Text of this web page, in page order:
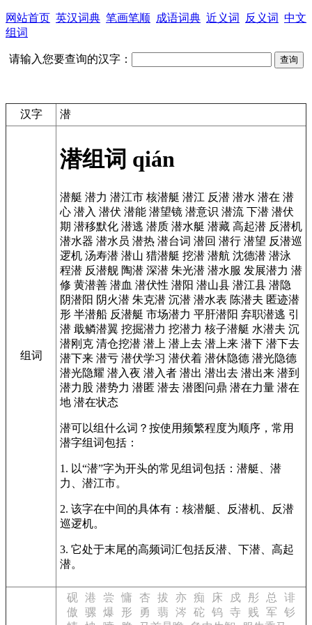
网站首页 英汉词典 笔画笔顺 成语词典 近义词 反义词 中文
组词
请输入您要查询的汉字：
汉字 潜
组词
潜组词 qián
潜艇 潜力 潜江市 核潜艇 潜江 反潜 潜水 潜在 潜
心 潜入 潜伏 潜能 潜望镜 潜意识 潜流 下潜 潜伏
期 潜移默化 潜逃 潜质 潜水艇 潜藏 高起潜 反潜机
潜水器 潜水员 潜热 潜台词 潜回 潜行 潜望 反潜巡
逻机 汤寿潜 潜山 猎潜艇 挖潜 潜航 沈德潜 潜泳
程潜 反潜舰 陶潜 深潜 朱光潜 潜水服 发展潜力 潜
修 黄潜善 潜血 潜伏性 潜阳 潜山县 潜江县 潜隐
阴潜阳 阴火潜 朱克潜 沉潜 潜水表 陈潜夫 匿迹潜
形 半潜船 反潜艇 市场潜力 平肝潜阳 弃职潜逃 引
潜 戢鳞潜翼 挖掘潜力 挖潜力 核子潜艇 水潜夫 沉
潜刚克 清仓挖潜 潜上 潜上去 潜上来 潜下 潜下去
潜下来 潜亏 潜伏学习 潜伏着 潜休隐德 潜光隐德
潜光隐耀 潜入夜 潜入者 潜出 潜出去 潜出来 潜到
潜力股 潜势力 潜匿 潜去 潜图问鼎 潜在力量 潜在
地 潜在状态
潜可以组什么词？按使用频繁程度为顺序，常用
潜字组词包括：
1. 以“潜”字为开头的常见组词包括：潜艇、潜
力、潜江市。
2. 该字在中间的具体有：核潜艇、反潜机、反潜
巡逻机。
3. 它处于末尾的高频词汇包括反潜、下潜、高起
潜。
砚 港 尝 慵 杏 拔 亦 痴 床 戍 彤 总
诽
傲
骡 爆 形 勇 翡 涔 砣 钨 寺 贱 军
钐